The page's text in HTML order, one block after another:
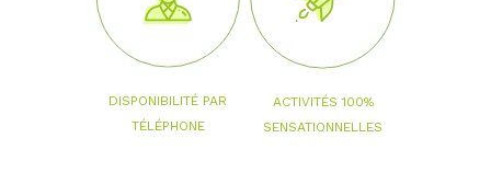
DISPONIBILITÉ PAR
TÉLÉPHONE
ACTIVITÉS 100%
SENSATIONNELLES